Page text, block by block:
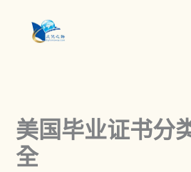
content
美国毕业证书分
全